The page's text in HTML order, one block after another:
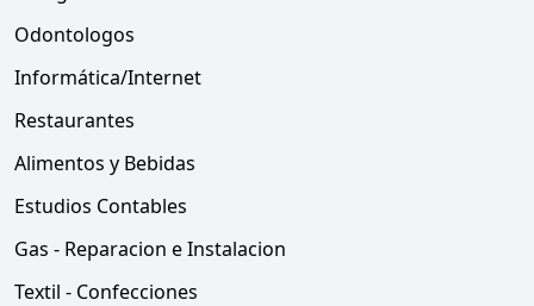
Odontologos
Informática/Internet
Restaurantes
Alimentos y Bebidas
Estudios Contables
Gas - Reparacion e Instalacion
Textil - Confecciones